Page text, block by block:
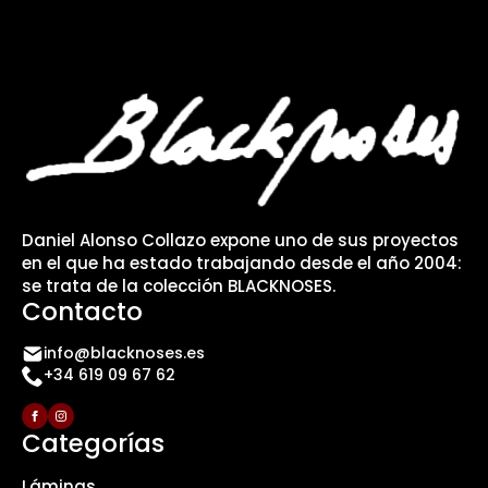
Daniel Alonso Collazo expone uno de sus proyectos
en el que ha estado trabajando desde el año 2004:
se trata de la colección BLACKNOSES.
Contacto
info@blacknoses.es
+34 619 09 67 62
Categorías